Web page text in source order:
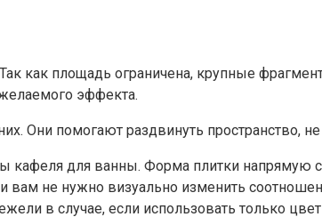
как площадь ограничена, крупные
эффекта.
помогают раздвинуть пространство,
кафеля для ванны. Форма плитки
вам не нужно визуально изменить
в случае, если использовать только